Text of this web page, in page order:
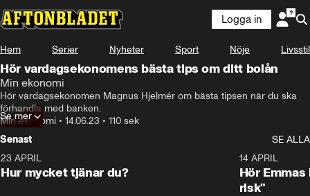
Logga in
Hem Serier Nyheter Sport Nöje Livsstil
Hör vardagsekonomens bästa tips om ditt bolån
Min ekonomi
Hör vardagsekonomen Magnus Hjelmér om bästa tipsen när du ska
förhandla med banken.
Min ekonomi • 14.06.23 • 110 sek
Se mer
Senast
SE ALLA
23 APRIL
Hur mycket tjänar du?
14 APRIL
Hör
risk"